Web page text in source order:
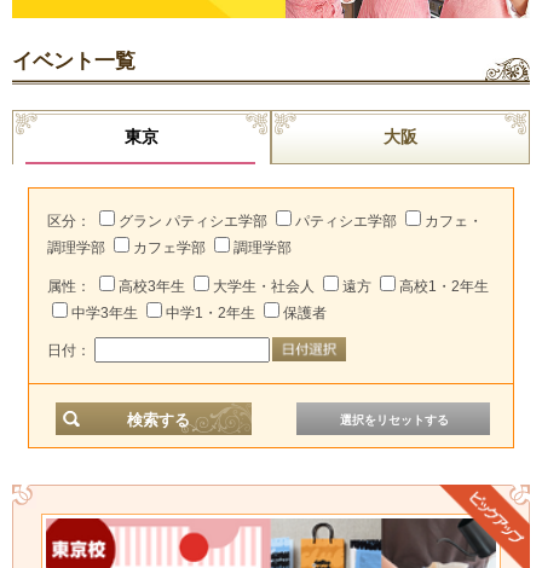
イベント一覧
東京 大阪
区分： グラン パティシエ学部 パティシエ学部
カフェ・
調理学部
カフェ学部 調理学部
属性： 高校3年生 大学生・社会人 遠方
高校1・2年生
中学3年生
中学1・2年生 保護者
日付：